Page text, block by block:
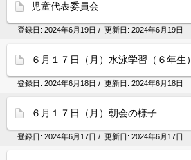
児童代表委員会
登録日: 2024年6月19日 / 更新日: 2024年6月19日
６月１７日（月）水泳学習（６年生）
登録日: 2024年6月18日 / 更新日: 2024年6月18日
６月１７日（月）朝会の様子
登録日: 2024年6月17日 / 更新日: 2024年6月17日